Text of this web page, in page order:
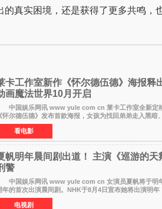
的真实困境，还是获得了更多共鸣，
卡工作室新作《怀尔德伍德》海报释
画魔法世界10月开启
国娱乐网讯 www yule com cn 莱卡工作室全新定
怀尔德伍德》发布首款海报，女孩为找回弟弟走入黑暗
法世界，一场关于勇气与亲情的奇幻冒险即将展开。
看电影
帆明年晨间剧出道！ 主演《巡游的天
警
国娱乐网讯 www yule com cn 女演员夏帆将于明
年的首次出演晨间剧。NHK于8月4日宣布她将出演明年
半期的晨间剧《巡游的天鹅》，饰演与女主角森田望智
电视剧